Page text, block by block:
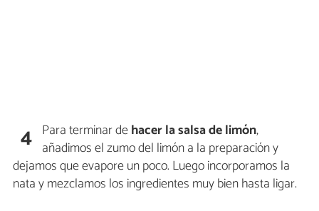
4 Para terminar dehacer la salsa de limón,
añadimos el zumo del limón a la preparación y
dejamos que evapore un poco. Luego incorporamos la
nata y mezclamos los ingredientes muy bien hasta ligar.